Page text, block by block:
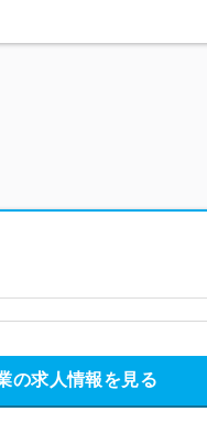
の求人情報を見る